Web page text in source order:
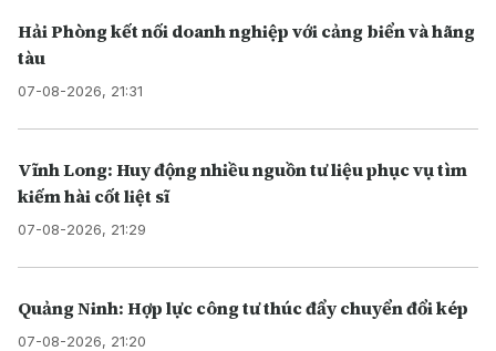
Hải Phòng kết nối doanh nghiệp với cảng biển và hãng
tàu
07-08-2026, 21:31
Vĩnh Long: Huy động nhiều nguồn tư liệu phục vụ tìm
kiếm hài cốt liệt sĩ
07-08-2026, 21:29
Quảng Ninh: Hợp lực công tư thúc đẩy chuyển đổi kép
07-08-2026, 21:20